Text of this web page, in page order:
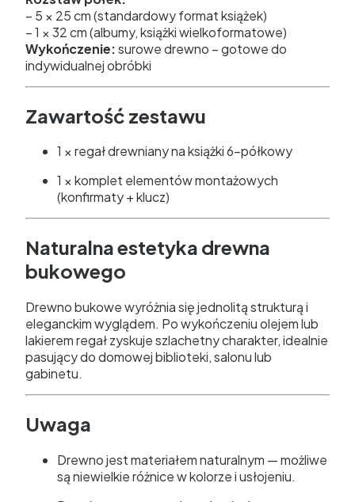
– 5 × 25 cm (standardowy format książek)
– 1 × 32 cm (albumy, książki wielkoformatowe)
Wykończenie:surowe drewno – gotowe do
indywidualnej obróbki
Zawartość zestawu
1 × regał drewniany na książki 6-półkowy
1 × komplet elementów montażowych
(konfirmaty + klucz)
Naturalna estetyka drewna
bukowego
Drewno bukowe wyróżnia się jednolitą strukturą i
eleganckim wyglądem. Po wykończeniu olejem lub
lakierem regał zyskuje szlachetny charakter, idealnie
pasujący do domowej biblioteki, salonu lub
gabinetu.
Uwaga
Drewno jest materiałem naturalnym — możliwe
są niewielkie różnice w kolorze i usłojeniu.